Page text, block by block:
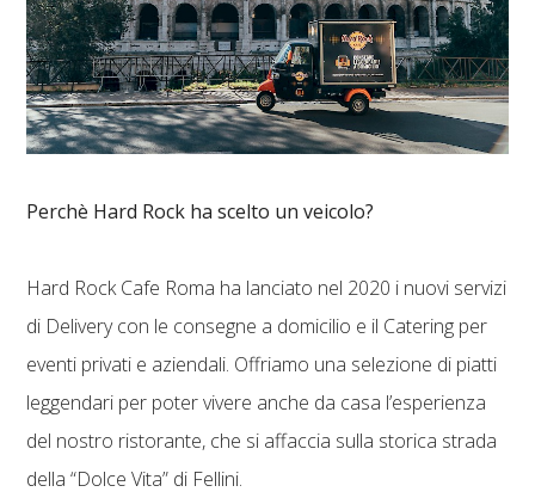
Perchè Hard Rock ha scelto un veicolo?
Hard Rock Cafe Roma ha lanciato nel 2020 i nuovi servizi
di Delivery con le consegne a domicilio e il Catering per
eventi privati e aziendali. Offriamo una selezione di piatti
leggendari per poter vivere anche da casa l’esperienza
del nostro ristorante, che si affaccia sulla storica strada
della “Dolce Vita” di Fellini.